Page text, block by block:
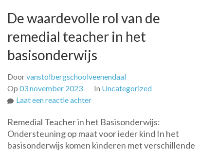
De waardevolle rol van de
remedial teacher in het
basisonderwijs
Doorvanstolbergschoolveenendaal
Op 03 november 2023 In Uncategorized
Laat een reactie achterop
waardevolle
rol
van
Remedial Teacher in het Basisonderwijs:
Ondersteuning op maat voor ieder kind In het
basisonderwijs komen kinderen met verschillende